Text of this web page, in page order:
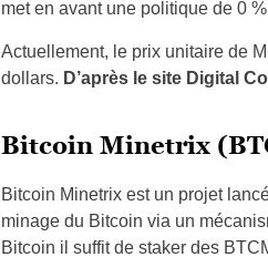
met en avant une politique de 0
Actuellement, le prix unitaire de
dollars. D’après le site Digital
Bitcoin Minetrix
Bitcoin Minetrix est un projet
minage du Bitcoin via un
Bitcoin il suffit de staker des